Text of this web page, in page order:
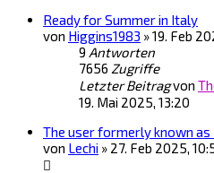
Ready for Summer in Italy
von Higgins1983 »19. Feb
9 Antworten
7656 Zugriffe
Letzter Beitragvon
19. Mai 2025, 13:20
The user formerly known as
von Lechi » 27. Feb 2025,